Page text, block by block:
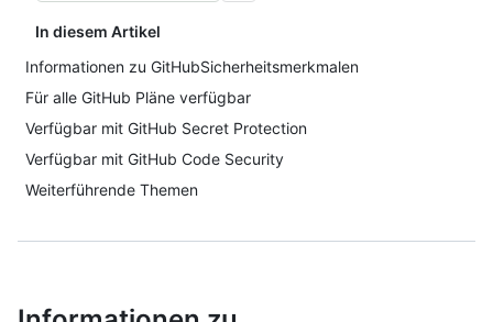
In diesem Artikel
Informationen zu GitHubSicherheitsmerkmalen
Für alle GitHub Pläne verfügbar
Verfügbar mit GitHub Secret Protection
Verfügbar mit GitHub Code Security
Weiterführende Themen